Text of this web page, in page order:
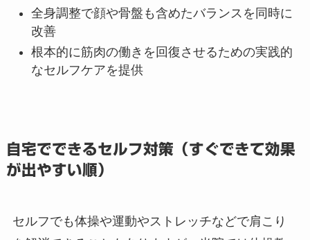
全身調整で顔や骨盤も含めたバランスを同時に
改善
根本的に筋肉の働きを回復させるための実践的
なセルフケアを提供
自宅でできるセルフ対策（すぐできて効果
が出やすい順）
セルフでも体操や運動やストレッチなどで肩こり